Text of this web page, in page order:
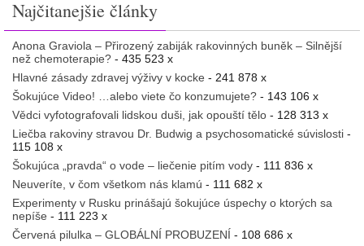
Najčitanejšie články
Anona Graviola – Přirozený zabiják rakovinných buněk – Silnější
než chemoterapie? - 435 523 x
Hlavné zásady zdravej výživy v kocke - 241 878 x
Šokujúce Video! …alebo viete čo konzumujete? - 143 106 x
Vědci vyfotografovali lidskou duši, jak opouští tělo - 128 313 x
Liečba rakoviny stravou Dr. Budwig a psychosomatické súvislosti -
115 108 x
Šokujúca „pravda“ o vode – liečenie pitím vody - 111 836 x
Neuveríte, v čom všetkom nás klamú - 111 682 x
Experimenty v Rusku prinášajú šokujúce úspechy o ktorých sa
nepíše - 111 223 x
Červená pilulka – GLOBÁLNÍ PROBUZENÍ - 108 686 x